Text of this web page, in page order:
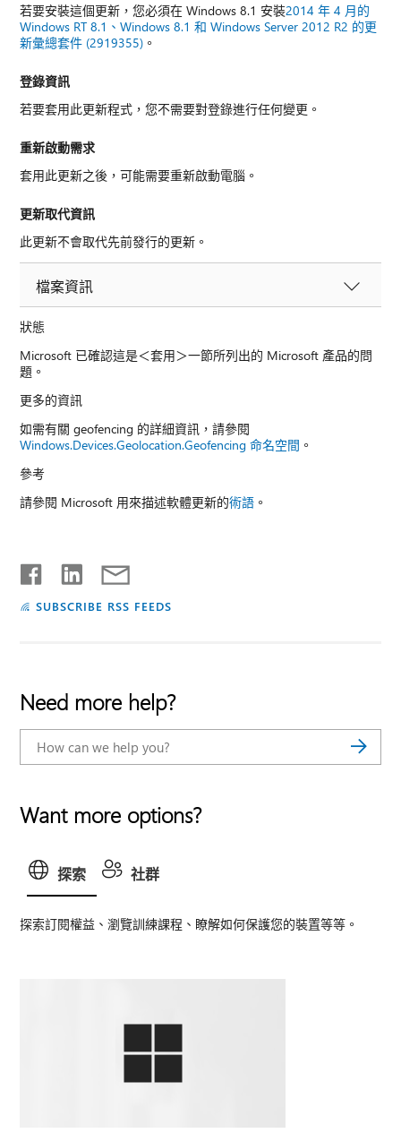
若要安裝這個更新，您必須在 Windows 8.1 安裝2014 年 4 月的
Windows RT 8.1、Windows 8.1 和 Windows Server 2012 R2 的更
新彙總套件 (2919355) 。
登錄資訊
若要套用此更新程式，您不需要對登錄進行任何變更。
重新啟動需求
套用此更新之後，可能需要重新啟動電腦。
更新取代資訊
此更新不會取代先前發行的更新。
檔案資訊
狀態
Microsoft 已確認這是＜套用＞一節所列出的 Microsoft 產品的問
題。
更多的資訊
如需有關 geofencing 的詳細資訊，請參閱
Windows.Devices.Geolocation.Geofencing 命名空間 。
參考
請參閱 Microsoft 用來描述軟體更新的術語 。
SUBSCRIBE RSS FEEDS
Need more help?
Want more options?
探索 社群
探索訂閱權益、瀏覽訓練課程、瞭解如何保護您的裝置等等。